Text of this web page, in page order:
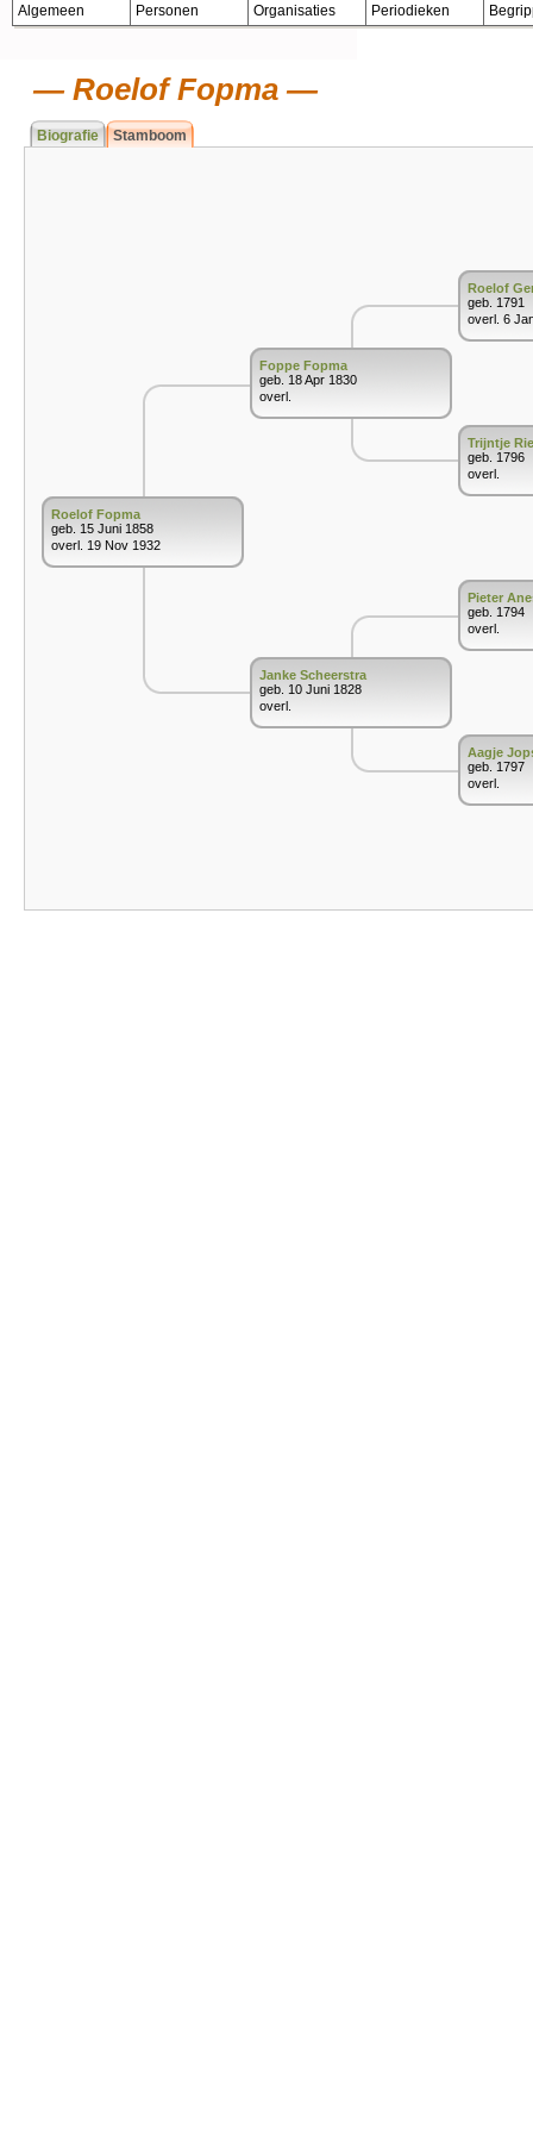
Algemeen Personen Organisaties Periodieken
Roelof Fopma
Biografie Stamboom
Roelof Fopma
geb. 15 Juni 1858
overl. 19 Nov 1932
Foppe Fopma
geb. 18 Apr 1830
overl.
Janke Scheerstra
geb. 10 Juni 1828
overl.
Roelof
geb. 1791
overl. 6
Trijntje
geb. 1796
overl.
Pieter
geb. 1794
overl.
Aagje
geb. 1797
overl.